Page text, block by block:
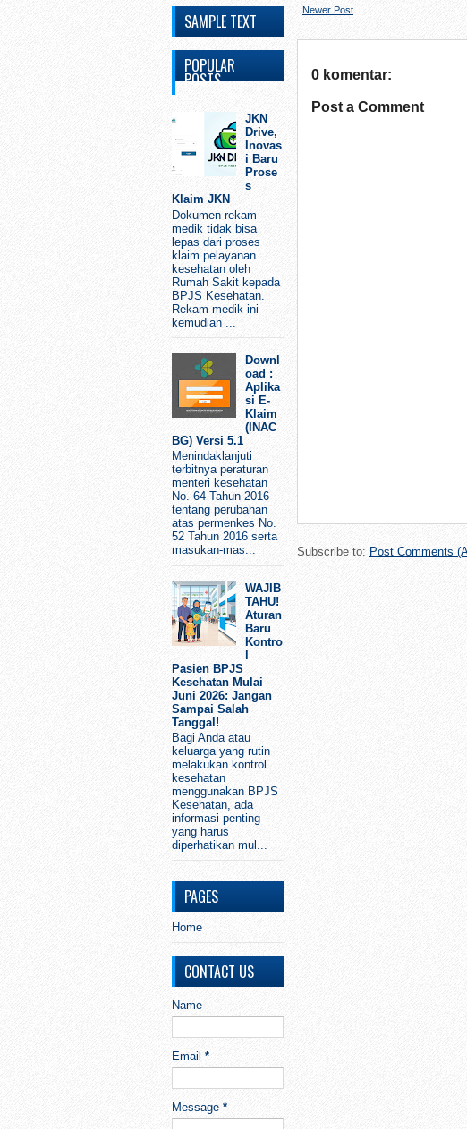
SAMPLE TEXT
POPULAR
POSTS
JKN
Drive,
Inovas
i Baru
Prose
s
Klaim JKN
Dokumen rekam
medik tidak bisa
lepas dari proses
klaim pelayanan
kesehatan oleh
Rumah Sakit kepada
BPJS Kesehatan.
Rekam medik ini
kemudian ...
Downl
oad :
Aplika
si E-
Klaim
(INAC
BG) Versi 5.1
Menindaklanjuti
terbitnya peraturan
menteri kesehatan
No. 64 Tahun 2016
tentang perubahan
atas permenkes No.
52 Tahun 2016 serta
masukan-mas...
WAJIB
TAHU!
Aturan
Baru
Kontro
l
Pasien BPJS
Kesehatan Mulai
Juni 2026: Jangan
Sampai Salah
Tanggal!
Bagi Anda atau
keluarga yang rutin
melakukan kontrol
kesehatan
menggunakan BPJS
Kesehatan, ada
informasi penting
yang harus
diperhatikan mul...
PAGES
Home
CONTACT US
Name
Email *
Message *
Newer Post
0 komentar:
Post a Comment
Subscribe to: Post Comments